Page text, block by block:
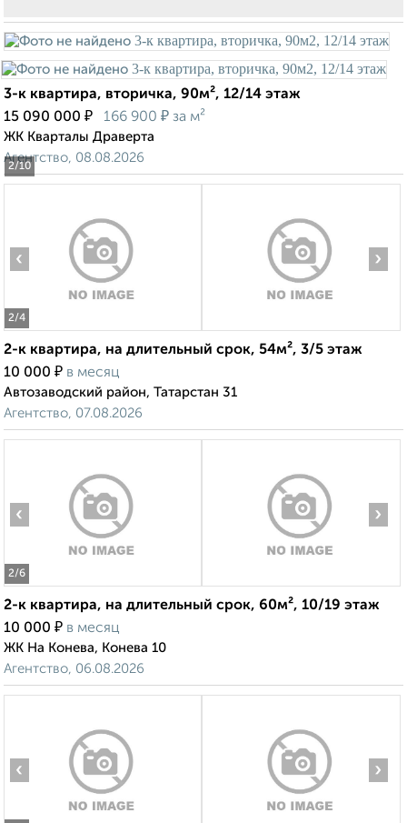
2/10
3-к квартира, вторичка, 90м², 12/14 этаж
15 090 000 ₽ 166 900 ₽ за м²
ЖК Кварталы Драверта
Агентство, 08.08.2026
2/4
‹ ›
2-к квартира, на длительный срок, 54м², 3/5 этаж
10 000 ₽ в месяц
Автозаводский район, Татарстан 31
Агентство, 07.08.2026
2/6
‹ ›
2-к квартира, на длительный срок, 60м², 10/19 этаж
10 000 ₽ в месяц
ЖК На Конева, Конева 10
Агентство, 06.08.2026
‹ ›